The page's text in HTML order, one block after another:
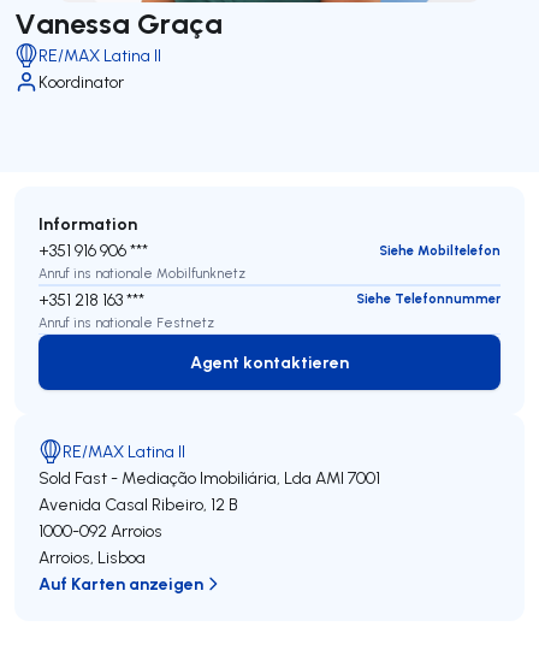
Vanessa Graça
RE/MAX Latina II
Koordinator
Information
+351 916 906 ***
Siehe Mobiltelefon
Anruf ins nationale Mobilfunknetz
+351 218 163 ***
Siehe Telefonnummer
Anruf ins nationale Festnetz
Agent kontaktieren
Agent kontaktieren
RE/MAX Latina II
Sold Fast - Mediação Imobiliária, Lda AMI 7001
Avenida Casal Ribeiro, 12 B
1000-092Arroios
Arroios, Lisboa
Auf Karten anzeigen